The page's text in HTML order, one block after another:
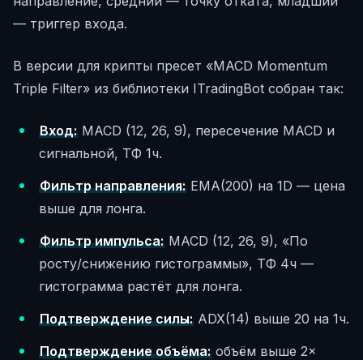
— триггер входа.
В версии для крипты пресет «MACD Momentum
Triple Filter» из библиотеки ITradingBot собран так:
Вход:MACD (12, 26, 9), пересечение MACD и
сигнальной, ТФ 1ч.
Фильтр направления:EMA(200) на 1D — цена
выше для лонга.
Фильтр импульса:MACD (12, 26, 9), «По
росту/снижению гистограммы», ТФ 4ч —
гистограмма растёт для лонга.
Подтверждение силы:ADX(14) выше 20 на 1ч.
Подтверждение объёма:объём выше 2×